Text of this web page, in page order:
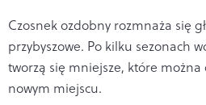
Czosnek ozdobny rozmnaża się
przybyszowe. Po kilku sezonach
tworzą się mniejsze, które
nowym miejscu.